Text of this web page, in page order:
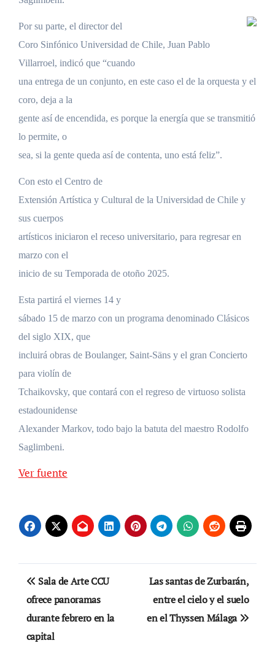
Por su parte, el director del
Coro Sinfónico Universidad de Chile, Juan Pablo
Villarroel, indicó que “cuando
una entrega de un conjunto, en este caso el de la orquesta y el
coro, deja a la
gente así de encendida, es porque la energía que se transmitió
lo permite, o
sea, si la gente queda así de contenta, uno está feliz”.
Con esto el Centro de
Extensión Artística y Cultural de la Universidad de Chile y
sus cuerpos
artísticos iniciaron el receso universitario, para regresar en
marzo con el
inicio de su Temporada de otoño 2025.
Esta partirá el viernes 14 y
sábado 15 de marzo con un programa denominado Clásicos
del siglo XIX, que
incluirá obras de Boulanger, Saint-Säns y el gran Concierto
para violín de
Tchaikovsky, que contará con el regreso de virtuoso solista
estadounidense
Alexander Markov, todo bajo la batuta del maestro Rodolfo
Saglimbeni.
Ver fuente
Navegación
de
entradas
Sala de Arte CCU
ofrece panoramas
durante febrero en la
capital
Las santas de Zurbarán,
entre el cielo y el suelo
en el Thyssen Málaga